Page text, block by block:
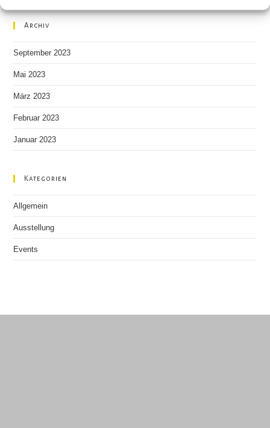
Archiv
September 2023
Mai 2023
März 2023
Februar 2023
Januar 2023
Kategorien
Allgemein
Ausstellung
Events